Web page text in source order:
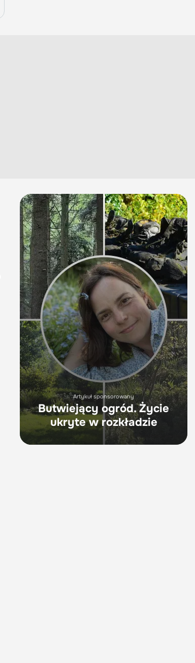
Artykuł sponsorowany
Butwiejący ogród. Życie
ukryte w rozkładzie